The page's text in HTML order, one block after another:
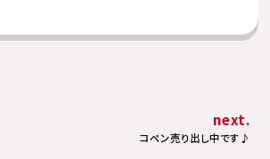
next.
コペン売り出し中です♪